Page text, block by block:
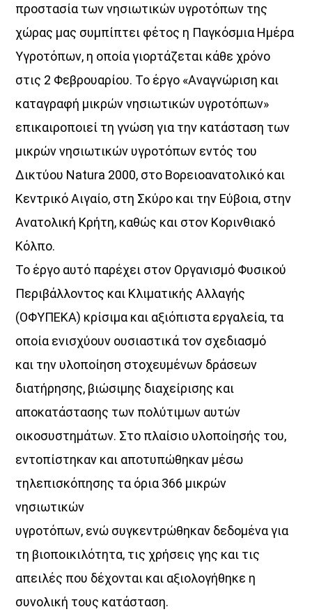
Discover More
UPCOMING SHOWS
Θεμα Υγειας
14:00
Μια Θάλασσα Τραγούδια
14:00
16:00
ΜΟΥΣΙΚΗ
HOT 40 Θέμης Γεωργαντάς
18:00
20:00
20:00
προστασία των νησιωτικών υγροτόπων της
χώρας μας συμπίπτει φέτος η Παγκόσμια Ημέρα
Υγροτόπων, η οποία γιορτάζεται κάθε χρόνο
στις 2 Φεβρουαρίου. Το έργο «Αναγνώριση και
καταγραφή μικρών νησιωτικών υγροτόπων»
επικαιροποιεί τη γνώση για την κατάσταση των
μικρών νησιωτικών υγροτόπων εντός του
Δικτύου Natura 2000, στο Βορειοανατολικό και
Κεντρικό Αιγαίο, στη Σκύρο και την Εύβοια, στην
Ανατολική Κρήτη, καθώς και στον Κορινθιακό
Κόλπο.
Το έργο αυτό παρέχει στον Οργανισμό Φυσικού
Περιβάλλοντος και Κλιματικής Αλλαγής
(ΟΦΥΠΕΚΑ) κρίσιμα και αξιόπιστα εργαλεία, τα
οποία ενισχύουν ουσιαστικά τον σχεδιασμό
και την υλοποίηση στοχευμένων δράσεων
διατήρησης, βιώσιμης διαχείρισης και
αποκατάστασης των πολύτιμων αυτών
οικοσυστημάτων. Στο πλαίσιο υλοποίησής του,
εντοπίστηκαν και αποτυπώθηκαν μέσω
τηλεπισκόπησης τα όρια 366 μικρών
νησιωτικών
υγροτόπων, ενώ συγκεντρώθηκαν δεδομένα για
τη βιοποικιλότητα, τις χρήσεις γης και τις
απειλές που δέχονται και αξιολογήθηκε η
συνολική τους κατάσταση.